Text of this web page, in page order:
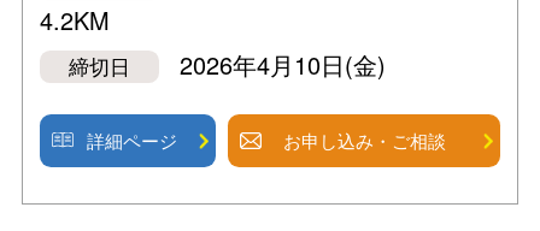
4.2KM
締切日 2026年4月10日(金)
詳細ページ お申し込み・ご相談